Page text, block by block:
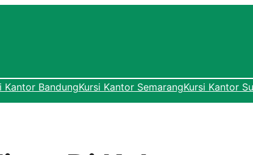
Kantor BandungKursi Kantor SemarangKursi Kantor